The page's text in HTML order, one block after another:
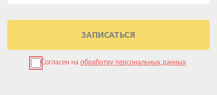
ЗАПИСАТЬСЯ
Согласен на обработку персональных данных